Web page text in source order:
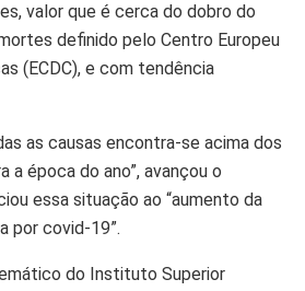
valor que é cerca do dobro do
definido pelo Centro Europeu
(ECDC), e com tendência
as causas encontra-se acima dos
a época do ano”, avançou o
essa situação ao “aumento da
por covid-19”.
do Instituto Superior